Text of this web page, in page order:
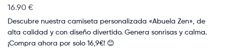
16.90 €
Descubre nuestra camiseta personalizada «Abuela Zen», de
alta calidad y con diseño divertido. Genera sonrisas y calma.
¡Compra ahora por solo 16,9€! 😊